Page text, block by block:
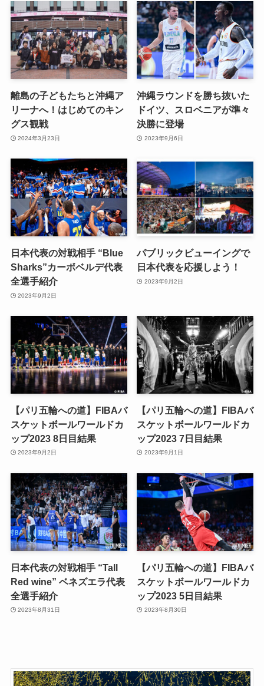
離島の子どもたちと沖縄ア
リーナへ！はじめてのキン
グス観戦
2024年3月23日
沖縄ラウンドを勝ち抜いた
ドイツ、スロベニアが準々
決勝に登場
2023年9月6日
日本代表の対戦相手 “Blue
Sharks”カーボベルデ代表
全選手紹介
2023年9月2日
パブリックビューイングで
日本代表を応援しよう！
2023年9月2日
【パリ五輪への道】FIBAバ
スケットボールワールドカ
ップ2023 8日目結果
2023年9月2日
【パリ五輪への道】FIBAバ
スケットボールワールドカ
ップ2023 7日目結果
2023年9月1日
日本代表の対戦相手 “Tall
Red wine” ベネズエラ代表
全選手紹介
2023年8月31日
【パリ五輪への道】FIBAバ
スケットボールワールドカ
ップ2023 5日目結果
2023年8月30日